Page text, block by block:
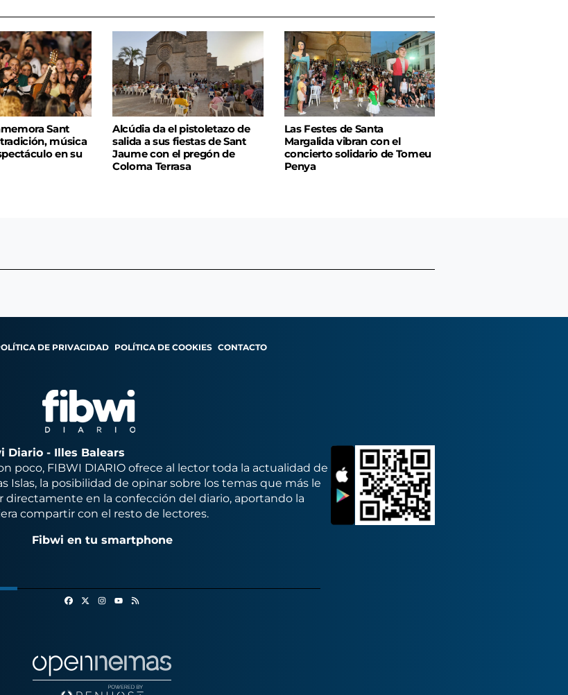
Sant
música
en su
Alcúdia da el pistoletazo de
salida a sus fiestas de Sant
Jaume con el pregón de
Coloma Terrasa
Las Festes de Santa
Margalida vibran con el
concierto solidario de Tomeu
Penya
DE PRIVACIDAD POLÍTICA DE COOKIES CONTACTO
Diario - Illes Balears
poco, FIBWI DIARIO ofrece al lector toda la actualidad de
Islas, la posibilidad de opinar sobre los temas que más le
directamente en la confección del diario, aportando la
compartir con el resto de lectores.
Fibwi en tu smartphone
FacebookInstagram